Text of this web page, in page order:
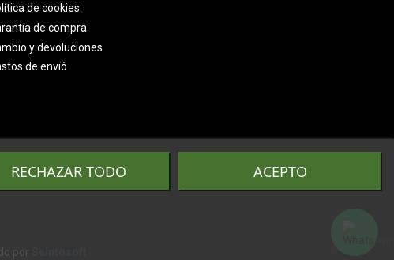
de cookies
de compra
y devoluciones
de envió
RECHAZAR TODO ACEPTO
por